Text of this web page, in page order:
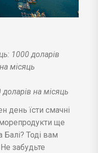
1000 доларів
місяць
на місяць
день їсти смачні
морепродукти ще
Балі? Тоді вам
забудьте